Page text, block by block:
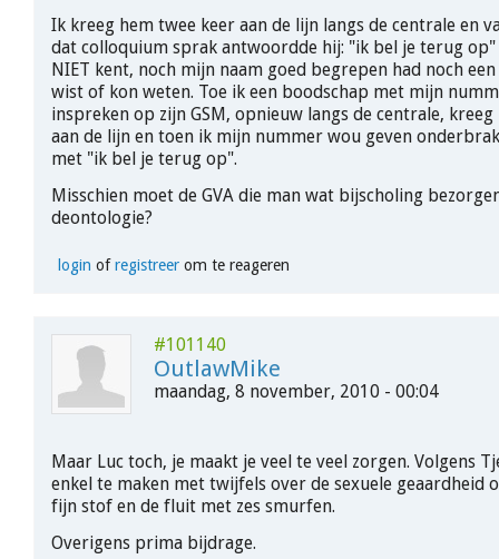
Ik kreeg hem twee keer aan de lijn langs de centrale en
dat colloquium sprak antwoordde hij: "ik bel je terug
NIET kent, noch mijn naam goed begrepen had noch
wist of kon weten. Toe ik een boodschap met mijn
inspreken op zijn GSM, opnieuw langs de centrale,
aan de lijn en toen ik mijn nummer wou geven
met "ik bel je terug op".
Misschien moet de GVA die man wat bijscholing
deontologie?
login ofregistreerom te reageren
#101140
OutlawMike
maandag, 8 november, 2010 - 00:04
Maar Luc toch, je maakt je veel te veel zorgen. Volgens
enkel te maken met twijfels over de sexuele geaardheid
fijn stof en de fluit met zes smurfen.
Overigens prima bijdrage.